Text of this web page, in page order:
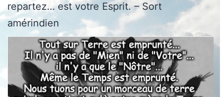
repartez… est votre Esprit. – Sort
amérindien